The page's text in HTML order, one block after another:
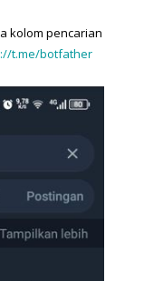
kolom pencarian
t.me/botfather